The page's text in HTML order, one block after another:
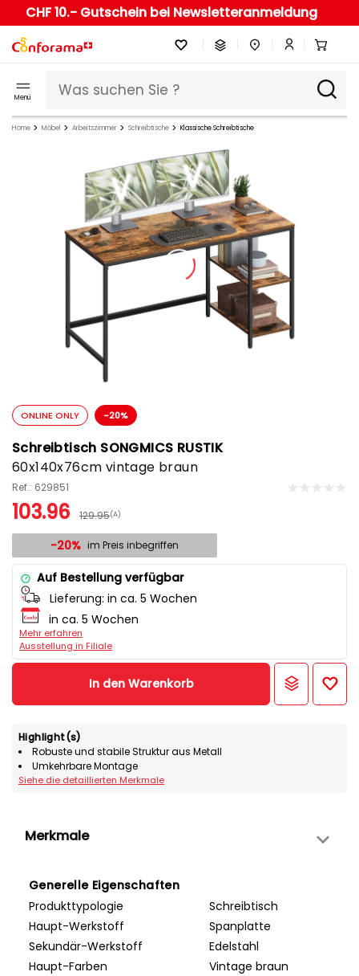
CHF 10.- Gutschein bei Newsletteranmeldung
Menü
Home Möbel Arbeitszimmer Schreibtische Klassische Schreibtische
ONLINE ONLY -20%
Schreibtisch SONGMICS RUSTIK
60x140x76cm vintage braun
Ref.: 629851
103.96 129.95(A)
-20% im Preis inbegriffen
Auf Bestellung verfügbar
Lieferung: in ca. 5 Wochen
in ca. 5 Wochen
Mehr erfahren
Ausstellung in Filiale
In den Warenkorb
Highlight(s)
Robuste und stabile Struktur aus Metall
Umkehrbare Montage
Siehe die detaillierten Merkmale
Merkmale
Generelle Eigenschaften
Produkttypologie
Schreibtisch
Haupt-Werkstoff
Spanplatte
Sekundär-Werkstoff
Edelstahl
Haupt-Farben
Vintage braun